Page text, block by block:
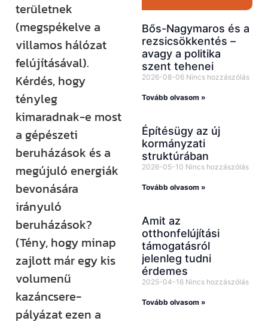
területnek
(megspékelve a
villamos hálózat
felújításával).
Kérdés, hogy
tényleg
kimaradnak-e most
a gépészeti
beruházások és a
megújuló energiák
bevonására
irányuló
beruházások?
(Tény, hogy minap
zajlott már egy kis
volumenű
kazáncsere-
pályázat ezen a
Bős-Nagymaros és a
rezsicsökkentés –
avagy a politika
szent tehenei
2026-08-06 Nincs hozzászólás
Tovább olvasom »
Építésügy az új
kormányzati
struktúrában
2026-05-10 Nincs hozzászólás
Tovább olvasom »
Amit az
otthonfelújítási
támogatásról
jelenleg tudni
érdemes
2025-04-16 Nincs hozzászólás
Tovább olvasom »